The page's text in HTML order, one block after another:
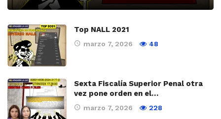
Top NALL 2021
marzo 7, 2026 48
Sexta Fiscalía Superior Penal otra
vez pone orden en el…
marzo 7, 2026 228